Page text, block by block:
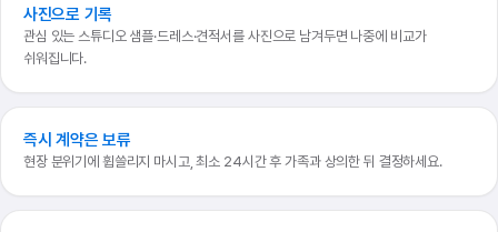
사진으로 기록
관심 있는 스튜디오 샘플·드레스·견적서를 사진으로 남겨두면 나중에 비교가
쉬워집니다.
즉시 계약은 보류
현장 분위기에 휩쓸리지 마시고, 최소 24시간 후 가족과 상의한 뒤 결정하세요.